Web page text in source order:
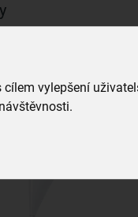
vylepšení